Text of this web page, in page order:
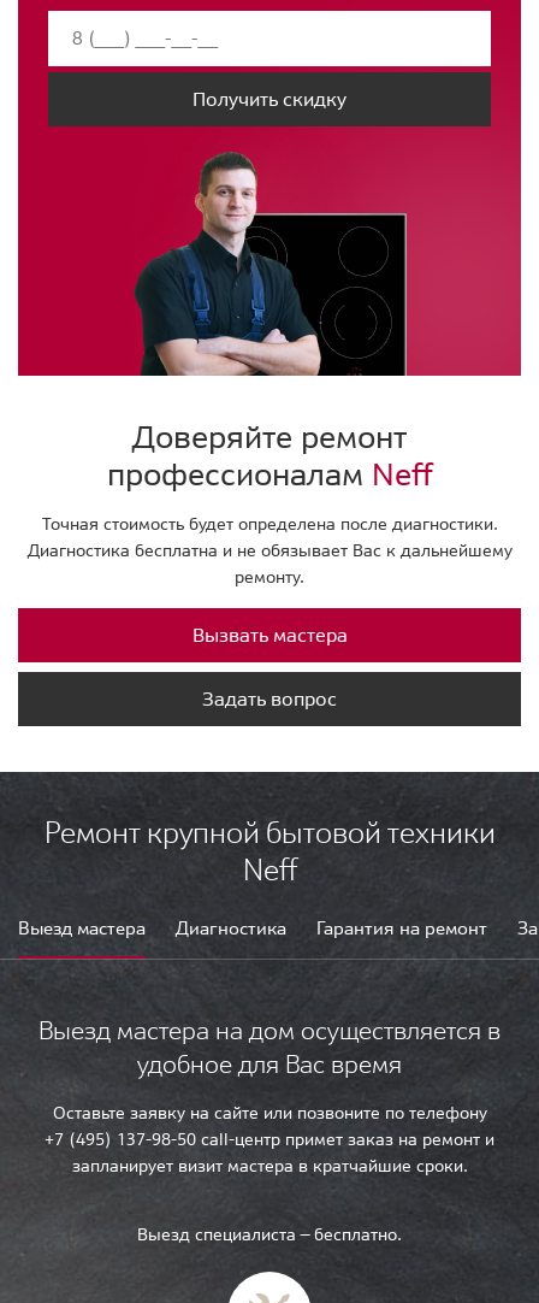
Получить скидку
Доверяйте ремонт
профессионалам Neff
Точная стоимость будет определена после диагностики.
Диагностика бесплатна и не обязывает Вас к дальнейшему
ремонту.
Вызвать мастера
Задать вопрос
Ремонт крупной бытовой техники
Neff
Выезд мастера Диагностика Гарантия на ремонт
Выезд мастера на дом осуществляется в
удобное для Вас время
Оставьте заявку на сайте или позвоните по телефону
+7 (495) 137-98-50 call-центр примет заказ на ремонт и
запланирует визит мастера в кратчайшие сроки.
Выезд специалиста — бесплатно.